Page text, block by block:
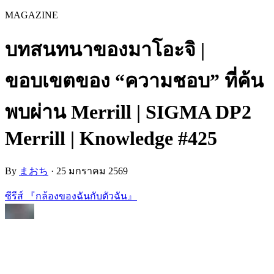
MAGAZINE
บทสนทนาของมาโอะจิ |
ขอบเขตของ “ความชอบ” ที่ค้น
พบผ่าน Merrill | SIGMA DP2
Merrill | Knowledge #425
By まおち · 25 มกราคม 2569
ซีรีส์ 『กล้องของฉันกับตัวฉัน』